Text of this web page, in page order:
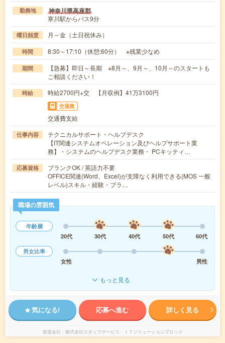
勤務地 神奈川県高座郡
寒川駅からバス9分
曜日頻度 月～金（土日祝休み）
時間 8:30～17:10（休憩:60分） ※残業少なめ
期間
【急募】即日～長期 ※8月～、9月～、10月～のスタートも
ご相談ください！
時給 時給2700円+交 【月収例】41万3100円
交通費
交通費支給
仕事内容
テクニカルサポート・ヘルプデスク
【IT関連システムオペレーション及びヘルプサポート業
務】・システムのヘルプデスク業務・ PCキッティ…
応募資格
ブランクOK / 英語力不要
OFFICE関連(Word、Excel)が支障なく利用できる(MOS 一般
レベル)スキル・経験・ブラ…
職場の雰囲気
年齢層
20代
30代 40代 50代
60代
男女比率
女性
男性
もっと見る
気になる! 応募へ進む 詳しく見る
派遣会社 株式会社スタッフサービス ＩＴソリューションブロック